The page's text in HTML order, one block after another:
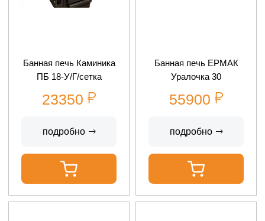
Банная печь Каминика
ПБ 18-У/Г/сетка
23350
подробно
Банная печь ЕРМАК
Уралочка 30
55900
подробно